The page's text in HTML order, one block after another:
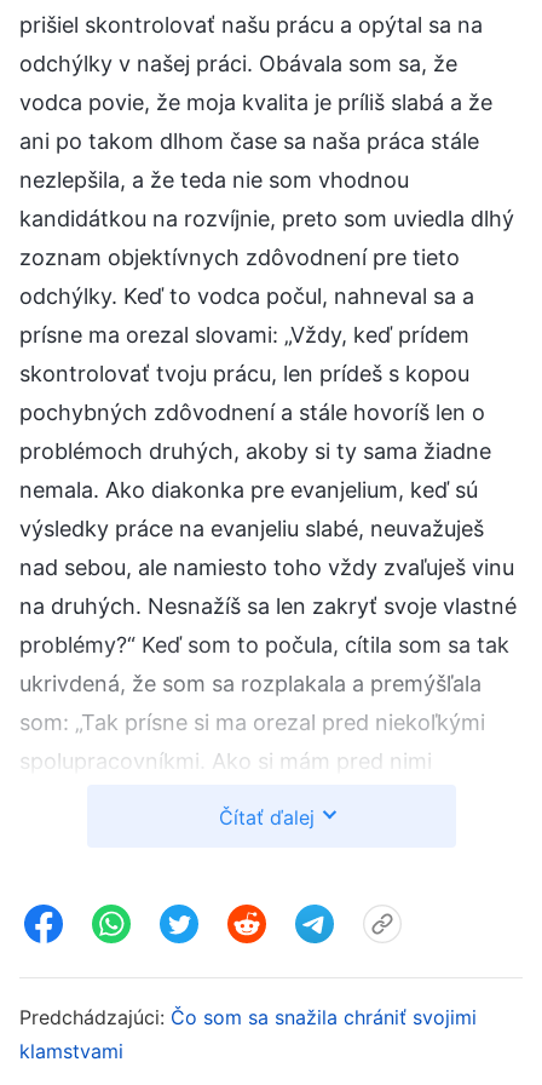
prišiel skontrolovať našu prácu a opýtal sa na
odchýlky v našej práci. Obávala som sa, že
vodca povie, že moja kvalita je príliš slabá a že
ani po takom dlhom čase sa naša práca stále
nezlepšila, a že teda nie som vhodnou
kandidátkou na rozvíjnie, preto som uviedla dlhý
zoznam objektívnych zdôvodnení pre tieto
odchýlky. Keď to vodca počul, nahneval sa a
prísne ma orezal slovami: „Vždy, keď prídem
skontrolovať tvoju prácu, len prídeš s kopou
pochybných zdôvodnení a stále hovoríš len o
problémoch druhých, akoby si ty sama žiadne
nemala. Ako diakonka pre evanjelium, keď sú
výsledky práce na evanjeliu slabé, neuvažuješ
nad sebou, ale namiesto toho vždy zvaľuješ vinu
na druhých. Nesnažíš sa len zakryť svoje vlastné
problémy?“ Keď som to počula, cítila som sa tak
ukrivdená, že som sa rozplakala a premýšľala
som: „Tak prísne si ma orezal pred niekoľkými
spolupracovníkmi. Ako si mám pred nimi
prefíkaná a nečestná?“ Čím viac som o tom
svojej bolesti som sa modlila k Bohu: „Ó, Bože,
aby som spoznala samu seba a poučila sa.“
Čítať ďalej
Predchádzajúci: Čo som sa snažila chrániť svojimi
klamstvami